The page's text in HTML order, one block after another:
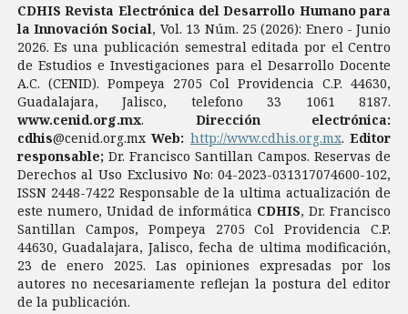
CDHIS Revista Electrónica del Desarrollo Humano para
la Innovación Social, Vol. 13 Núm. 25 (2026): Enero - Junio
2026. Es una publicación semestral editada por el Centro
de Estudios e Investigaciones para el Desarrollo Docente
A.C. (CENID). Pompeya 2705 Col Providencia C.P. 44630,
Guadalajara, Jalisco, telefono 33 1061 8187.
www.cenid.org.mx. Dirección electrónica:
cdhis@cenid.org.mxWeb: http://www.cdhis.org.mx. Editor
responsable; Dr. Francisco Santillan Campos. Reservas de
Derechos al Uso Exclusivo No: 04-2023-031317074600-102,
ISSN 2448-7422 Responsable de la ultima actualización de
este numero, Unidad de informática CDHIS, Dr. Francisco
Santillan Campos, Pompeya 2705 Col Providencia C.P.
44630, Guadalajara, Jalisco, fecha de ultima modificación,
23 de enero 2025. Las opiniones expresadas por los
autores no necesariamente reflejan la postura del editor
de la publicación.